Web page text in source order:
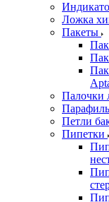
Ложка
Пакеты
Палочки
Петли
Пипетки